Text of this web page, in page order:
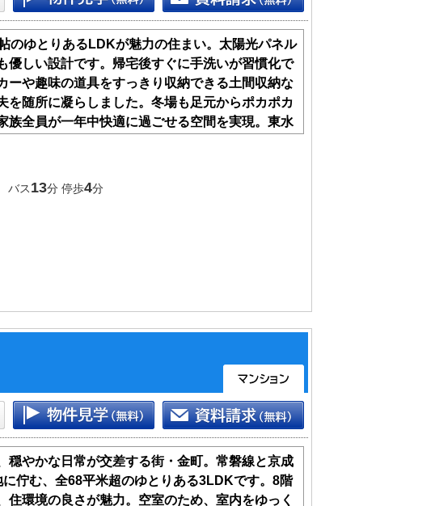
のゆとりあるLDKが魅力の住まい。太陽光パネル
優しい設計です。帰宅後すぐに手洗いが習慣化で
ーや趣味の道具をすっきり収納できる土間収納な
を随所に凝らしました。冬場も足元からポカポカ
族全員が一年中快適に過ごせる空間を実現。東水
バス13分 停歩4分
穏やかな日常が交差する街・金町。常磐線と京成
佇む、全68平米超のゆとりある3LDKです。8階
住環境の良さが魅力。空室のため、室内をゆっく